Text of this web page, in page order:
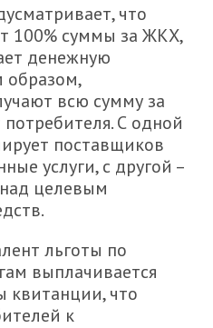
что
100% суммы за ЖКХ,
денежную
образом,
всю сумму за
С одной
поставщиков
услуги, с другой –
целевым
льготы по
выплачивается
квитанции, что
к